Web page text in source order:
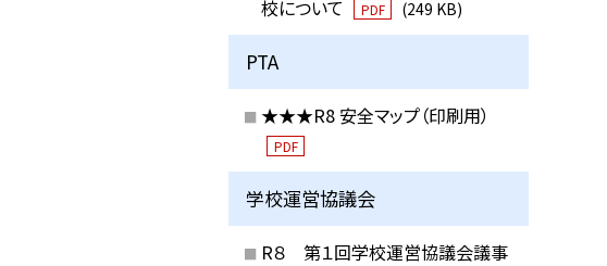
校について
PDF (249 KB)
PTA
★★★R8 安全マップ（印刷用）
PDF
学校運営協議会
R８ 第１回学校運営協議会議事